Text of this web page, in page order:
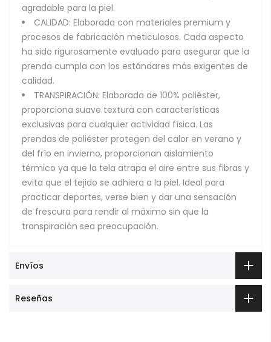
agradable para la piel.
CALIDAD: Elaborada con materiales premium y
procesos de fabricación meticulosos. Cada aspecto
ha sido rigurosamente evaluado para asegurar que la
prenda cumpla con los estándares más exigentes de
calidad.
TRANSPIRACIÓN: Elaborada de 100% poliéster,
proporciona suave textura con características
exclusivas para cualquier actividad física. Las
prendas de poliéster protegen del calor en verano y
del frío en invierno, proporcionan aislamiento
térmico ya que la tela atrapa el aire entre sus fibras y
evita que el tejido se adhiera a la piel. Ideal para
practicar deportes, verse bien y dar una sensación
de frescura para rendir al máximo sin que la
transpiración sea preocupación.
Envíos
Reseñas